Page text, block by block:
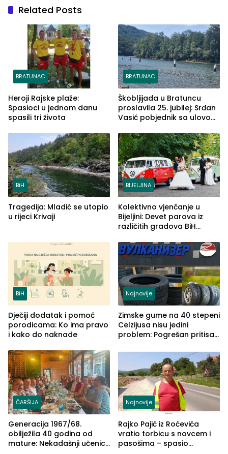
Related Posts
BRATUNAC
Heroji Rajske plaže:
Spasioci u jednom danu
spasili tri života
BRATUNAC
Škobljijada u Bratuncu
proslavila 25. jubilej: Srđan
Vasić pobjednik sa ulovom
BiH
Tragedija: Mladić se utopio
u rijeci Krivaji
BIJELJINA
Kolektivno vjenčanje u
Bijeljini: Devet parova iz
različitih gradova BiH
BiH
Dječiji dodatak i pomoć
porodicama: Ko ima pravo
i kako do naknade
Najnovije
Zimske gume na 40 stepeni
Celzijusa nisu jedini
problem: Pogrešan pritisak
ČARŠIJA
Generacija 1967/68.
obilježila 40 godina od
mature: Nekadašnji učenici
Najnovije
Rajko Pajić iz Roćevića
vratio torbicu s novcem i
pasošima – spasio